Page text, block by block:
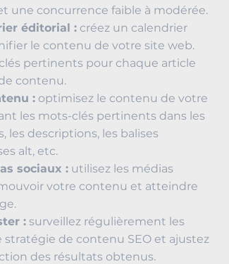
une concurrence faible à modérée.
éditorial :créez un calendrier
le contenu de votre site web.
pertinents pour chaque article
contenu.
:optimisez le contenu de votre
les mots-clés pertinents dans les
les descriptions, les balises
alt, etc.
sociaux :utilisez les médias
votre contenu et atteindre
:surveillez régulièrement les
stratégie de contenu SEO et ajustez
des résultats obtenus.